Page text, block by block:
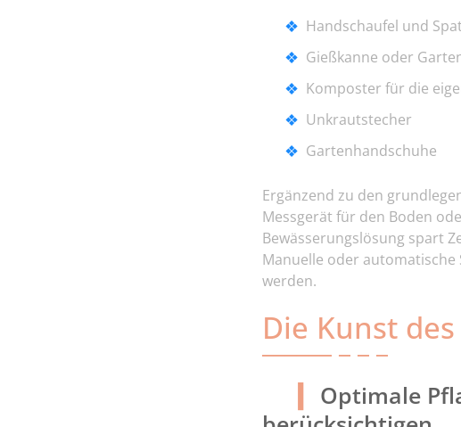
Handschaufel und
Gießkanne oder
Komposter für die
Unkrautstecher
Gartenhandschuhe
Ergänzend zu den
Messgerät für den Boden
Bewässerungslösung spart
Manuelle oder
werden.
Die Kunst
Optimale